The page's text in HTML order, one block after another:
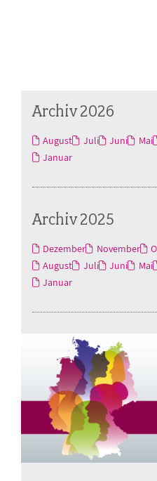
Archiv 2026
August Juli Juni Mai
Januar
Archiv 2025
Dezember November
August
Juli Juni Mai
Januar